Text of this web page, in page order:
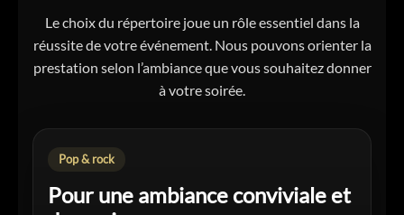
Le choix du répertoire joue un rôle essentiel dans la
réussite de votre événement. Nous pouvons orienter la
prestation selon l’ambiance que vous souhaitez donner
à votre soirée.
Pop & rock
Pour une ambiance conviviale et